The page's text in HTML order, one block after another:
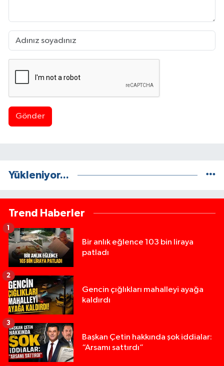
Gönder
Yükleniyor...
Trend Haberler
Bir anlık eğlence 103 bin liraya
patladı
1
Gencin çığlıkları mahalleyi ayağa
kaldırdı
2
Başkan Çetin hakkında şok iddialar:
“Arsamı sattırdı”
3